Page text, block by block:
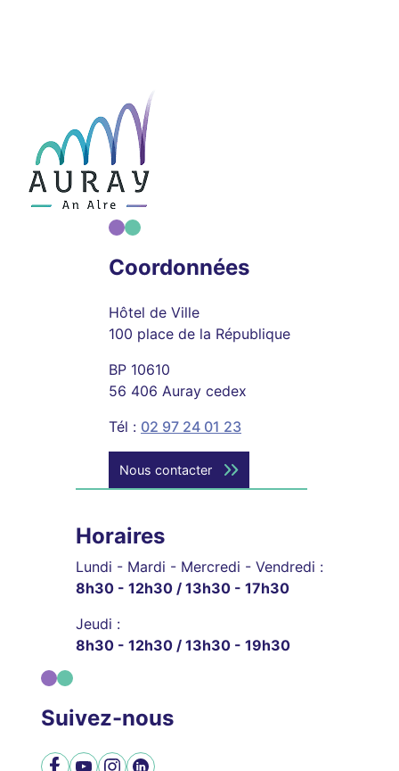
Coordonnées
Hôtel de Ville
100 place de la République
BP 10610
56 406 Auray cedex
Tél : 02 97 24 01 23
Nous contacter
Horaires
Lundi - Mardi - Mercredi - Vendredi :
8h30 - 12h30 / 13h30 - 17h30
Jeudi :
8h30 - 12h30 / 13h30 - 19h30
Suivez-nous